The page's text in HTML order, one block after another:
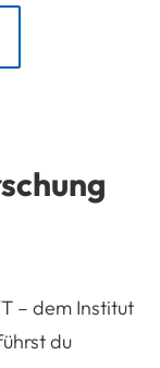
– dem Institut
du